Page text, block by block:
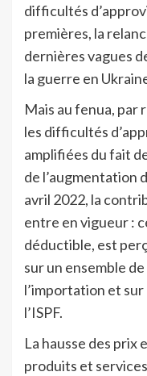
difficultés
premières, la
dernières vagues
la guerre en
Mais au fenua, par
les difficultés
amplifiées du fait
de l’augmentation
avril 2022, la
entre en vigueur :
déductible, est
sur un ensemble
l’importation et
l’ISPF.
La hausse des prix
produits et